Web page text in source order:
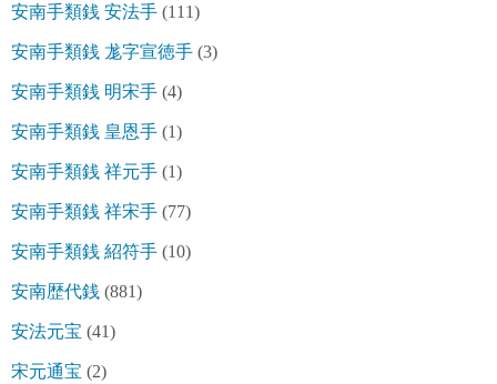
安南手類銭 安法手 (111)
安南手類銭 尨字宣徳手 (3)
安南手類銭 明宋手 (4)
安南手類銭 皇恩手 (1)
安南手類銭 祥元手 (1)
安南手類銭 祥宋手 (77)
安南手類銭 紹符手 (10)
安南歴代銭 (881)
安法元宝 (41)
宋元通宝 (2)